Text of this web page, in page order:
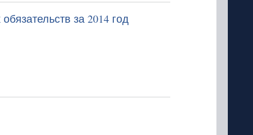
за 2014 год